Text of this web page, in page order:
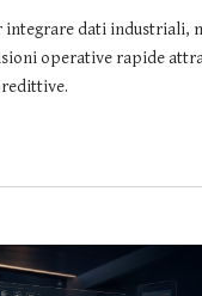
dati industriali,
operative rapide